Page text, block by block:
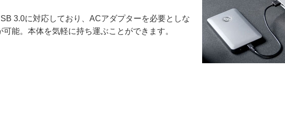
3.0に対応しており、ACアダプターを必要としな
能。本体を気軽に持ち運ぶことができます。